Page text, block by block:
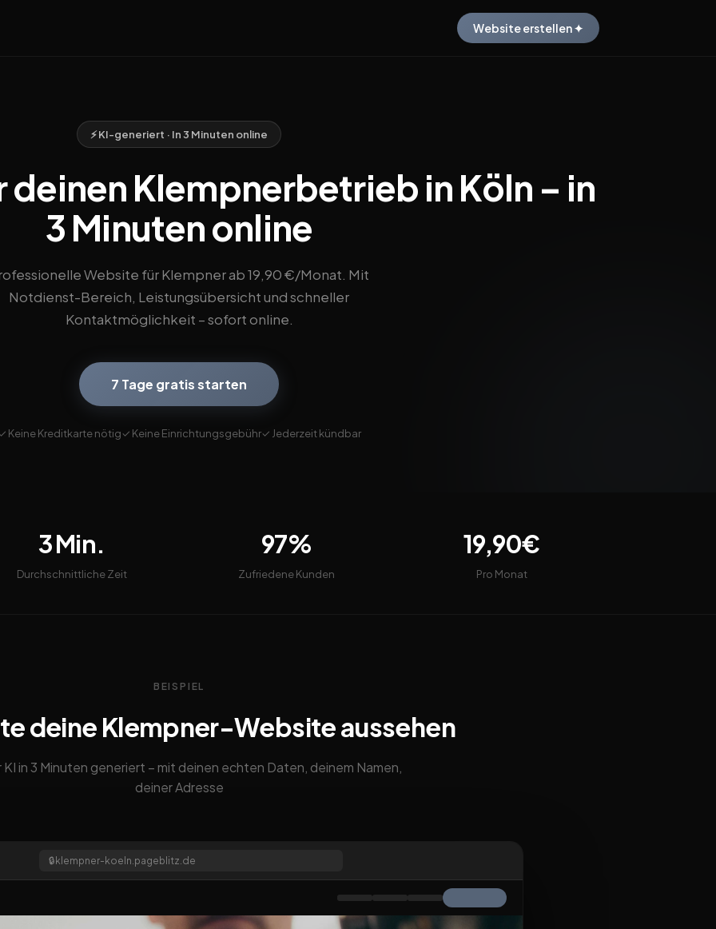
Website erstellen ✦
⚡ KI-generiert · In 3 Minuten online
Klempnerbetrieb in Köln – in
3 Minuten online
Website für Klempner ab 19,90 €/Monat. Mit
Notdienst-Bereich, Leistungsübersicht und schneller
Kontaktmöglichkeit – sofort online.
7 Tage gratis starten
Keine Kreditkarte nötig✓ Keine Einrichtungsgebühr✓ Jederzeit kündbar
3 Min.
Durchschnittliche Zeit
97%
Zufriedene Kunden
19,90€
Pro Monat
BEISPIEL
deine Klempner-Website aussehen
KI in 3 Minuten generiert – mit deinen echten Daten, deinem Namen,
deiner Adresse
🔒 klempner-koeln.pageblitz.de